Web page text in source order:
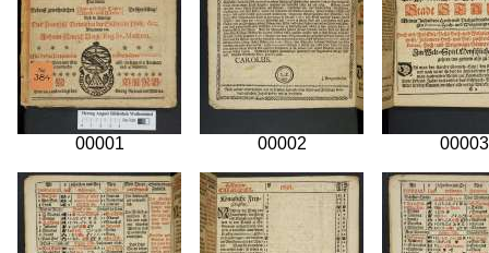
00001 00002 00003